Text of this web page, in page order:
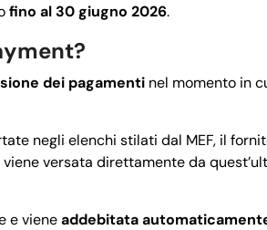
fino al 30 giugno 2026.
dei pagamenti nel momento in
negli elenchi stilati dal MEF, il
viene versata direttamente da
e vieneaddebitata